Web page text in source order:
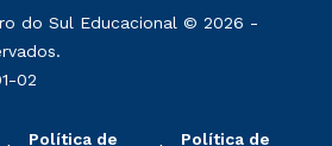
aos cursos: Ensino
a Docência e Metodologia
Questões Atuais.
do Sul Educacional © 2026 -
02
Política de Política de